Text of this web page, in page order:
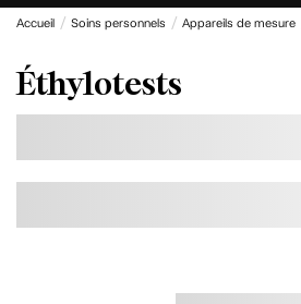
Accueil Soins personnels Appareils de mesure
Éthylotests